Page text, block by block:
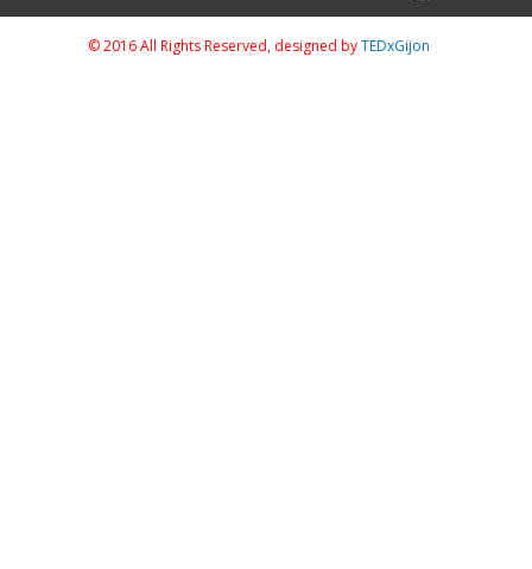
© 2016 All Rights Reserved, designed byTEDxGijon